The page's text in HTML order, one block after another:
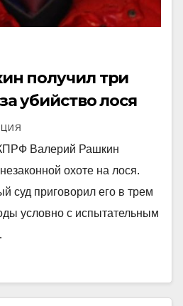
получил три
убийство лося
Валерий Рашкин
охоте на лося.
суд приговорил его в трем
условно с испытательным